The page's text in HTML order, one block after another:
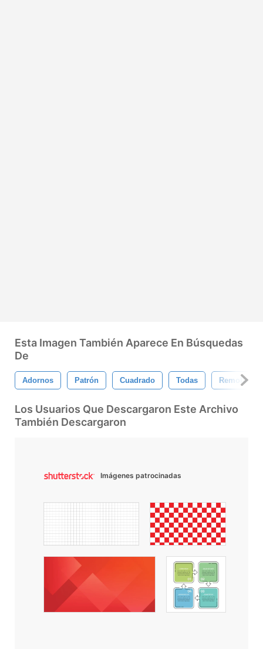
Esta Imagen También Aparece En Búsquedas
De
Adornos Patrón Cuadrado Todas Remolinos
Los Usuarios Que Descargaron Este Archivo
También Descargaron
Imágenes patrocinadas